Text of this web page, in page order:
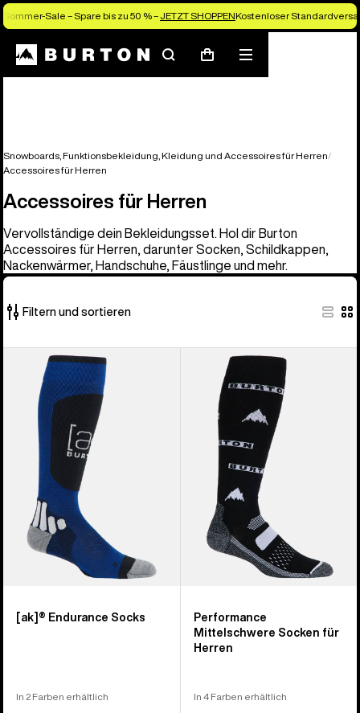
Sommer-Sale – Spare bis zu 50 % – JETZT SHOPPENKostenloser
SuchenWarenkorb
Menü
Snowboards, Funktionsbekleidung, Kleidung und Accessoires für Herren
Accessoires für Herren
Accessoires für Herren
Vervollständige dein Bekleidungsset. Hol dir Burton
Accessoires für Herren, darunter Socken, Schildkappen,
Nackenwärmer, Handschuhe, Fäustlinge und mehr.
Filtern und sortieren
Produkten
Endurance
[ak]® Endurance Socks
In 2 Farben erhältlich
Performance
Midweight
Socken
Performance
Mittelschwere Socken für
Herren
In 4 Farben erhältlich